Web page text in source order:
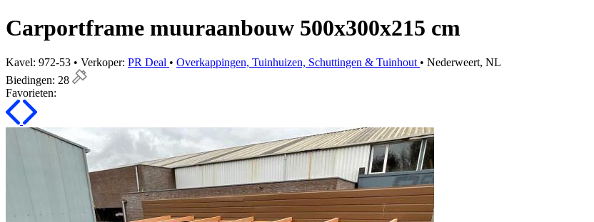
Carportframe muuraanbouw 500x300x215 cm
Kavel: 972-53 • Verkoper: PR Deal • Overkappingen, Tuinhuizen, Schuttingen & Tuinhout • Nederweert, NL
Biedingen: 28
Favorieten: